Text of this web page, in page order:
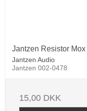
Jantzen Resistor
Jantzen Audio
Jantzen 002-0478
15,00 DKK